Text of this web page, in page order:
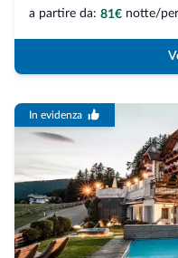
a partire da: 81€ notte/
In evidenza